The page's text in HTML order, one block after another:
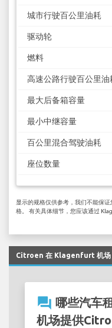
城市行驶百公里油耗
驱动轮
燃料
高速公路行驶百公里油
最大后备箱容量
最小中继容量
百公里混合驾驶油耗
座位数量
显示的规格仅供参考，我们不能保
格。 有关具体细节，您应该通过
Citroen 在 Klagenfurt 机场
question_answer 哪些汽车
机场提供